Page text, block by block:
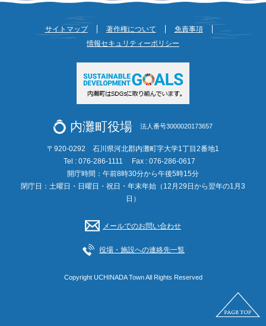
サイトマップ 著作権について
免責事項
情報セキュリティーポリシー
内灘町役場 法人番号3000020173657
〒920-0292 石川県河北郡内灘町字大学1丁目2番地1
Tel : 076-286-1111
Fax : 076-286-0617
開庁時間：午前8時30分から午後5時15分
閉庁日：土曜日・日曜日・祝日・年末年始（12月29日から翌年の1月3
日）
メールでのお問い合わせ
役場・施設への連絡先一覧
Copyright UCHINADA Town All Rights Reserved